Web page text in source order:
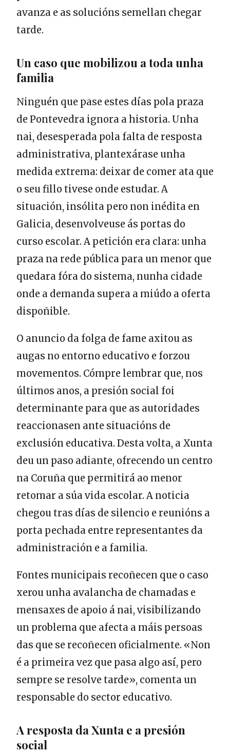
avanza e as solucións semellan chegar
tarde.
Un caso que mobilizou a toda unha
familia
Ninguén que pase estes días pola praza
de Pontevedra ignora a historia. Unha
nai, desesperada pola falta de resposta
administrativa, plantexárase unha
medida extrema: deixar de comer ata que
o seu fillo tivese onde estudar. A
situación, insólita pero non inédita en
Galicia, desenvolveuse ás portas do
curso escolar. A petición era clara: unha
praza na rede pública para un menor que
quedara fóra do sistema, nunha cidade
onde a demanda supera a miúdo a oferta
dispoñible.
O anuncio da folga de fame axitou as
augas no entorno educativo e forzou
movementos. Cómpre lembrar que, nos
últimos anos, a presión social foi
determinante para que as autoridades
reaccionasen ante situacións de
exclusión educativa. Desta volta, a Xunta
deu un paso adiante, ofrecendo un centro
na Coruña que permitirá ao menor
retomar a súa vida escolar. A noticia
chegou tras días de silencio e reunións a
porta pechada entre representantes da
administración e a familia.
Fontes municipais recoñecen que o caso
xerou unha avalancha de chamadas e
mensaxes de apoio á nai, visibilizando
un problema que afecta a máis persoas
das que se recoñecen oficialmente. «Non
é a primeira vez que pasa algo así, pero
sempre se resolve tarde», comenta un
responsable do sector educativo.
A resposta da Xunta e a presión
social